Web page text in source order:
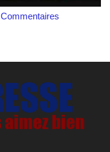
Commentaires